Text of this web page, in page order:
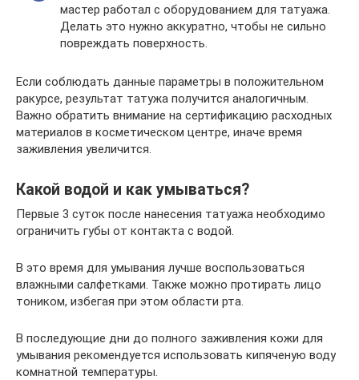
мастер работал с оборудованием для татуажа.
Делать это нужно аккуратно, чтобы не сильно
повреждать поверхность.
Если соблюдать данные параметры в положительном
ракурсе, результат татужа получится аналогичным.
Важно обратить внимание на сертификацию расходных
материалов в косметическом центре, иначе время
заживления увеличится.
Какой водой и как умываться?
Первые 3 суток после нанесения татуажа необходимо
ограничить губы от контакта с водой.
В это время для умывания лучше воспользоваться
влажными салфетками. Также можно протирать лицо
тоником, избегая при этом области рта.
В последующие дни до полного заживления кожи для
умывания рекомендуется использовать кипяченую воду
комнатной температуры.